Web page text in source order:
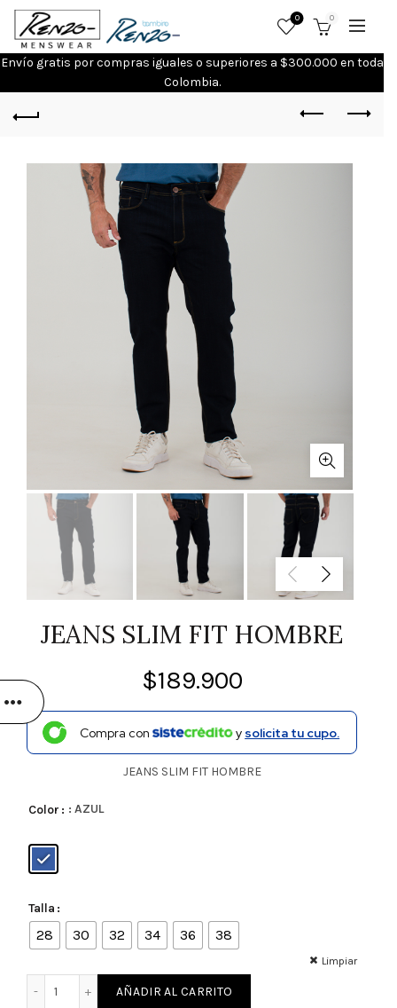
0 0
Envío gratis por compras iguales o superiores a $300.000 en toda
Colombia.
JEANS SLIM FIT HOMBRE
$189.900
Compra con y solicita tu cupo.
JEANS SLIM FIT HOMBRE
Color : AZUL
Talla
28 30 32 34 36 38
Limpiar
JEANS SLIM FIT HOMBRE cantidad
AÑADIR AL CARRITO